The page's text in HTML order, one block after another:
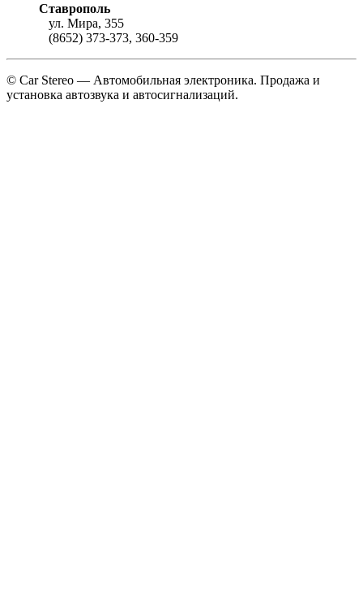
Ставрополь
ул. Мира, 355
(8652) 373-373, 360-359
© Car Stereo — Автомобильная электроника. Продажа и
установка автозвука и автосигнализаций.